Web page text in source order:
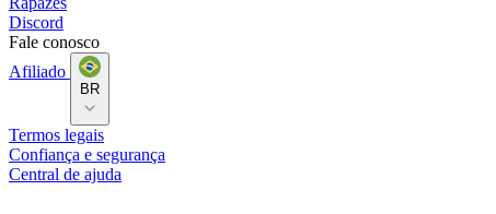
Discord
Fale conosco
Afiliado
BR
Termos legais
Confiança e segurança
Central de ajuda